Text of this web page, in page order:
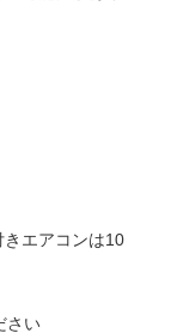
エアコンは10
さい